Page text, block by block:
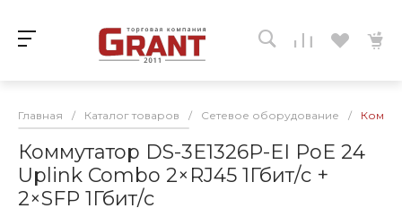
Главная / Каталог товаров / Сетевое оборудование /
Коммутатор DS-3E1326P-EI PoE 24
Uplink Combo 2×RJ45 1Гбит/с +
2×SFP 1Гбит/с